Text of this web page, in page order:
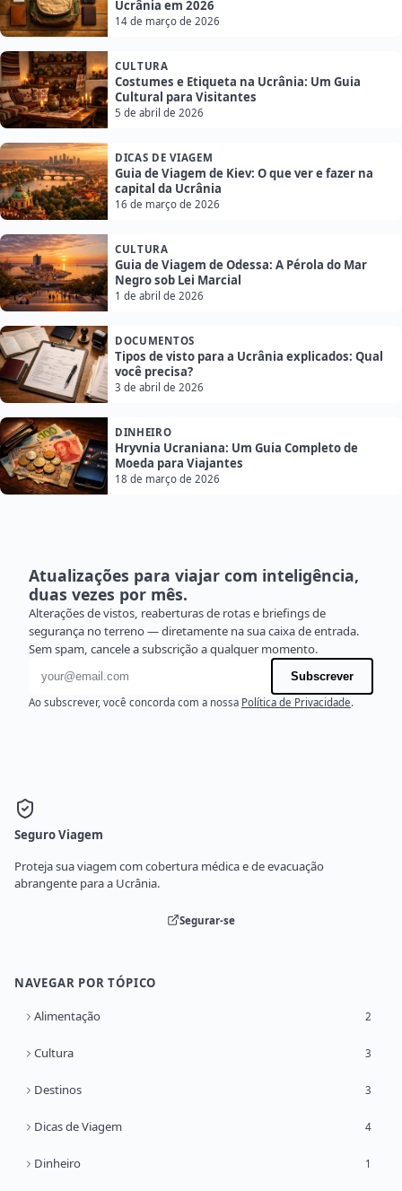
Ucrânia em 2026
14 de março de 2026
CULTURA
Costumes e Etiqueta na Ucrânia: Um Guia
Cultural para Visitantes
5 de abril de 2026
DICAS DE VIAGEM
Guia de Viagem de Kiev: O que ver e fazer na
capital da Ucrânia
16 de março de 2026
CULTURA
Guia de Viagem de Odessa: A Pérola do Mar
Negro sob Lei Marcial
1 de abril de 2026
DOCUMENTOS
Tipos de visto para a Ucrânia explicados: Qual
você precisa?
3 de abril de 2026
DINHEIRO
Hryvnia Ucraniana: Um Guia Completo de
Moeda para Viajantes
18 de março de 2026
Atualizações para viajar com inteligência,
duas vezes por mês.
Alterações de vistos, reaberturas de rotas e briefings de
segurança no terreno — diretamente na sua caixa de entrada.
Sem spam, cancele a subscrição a qualquer momento.
Endereço de e-mail
Subscrever
Ao subscrever, você concorda com a nossa Política de Privacidade.
Seguro Viagem
Proteja sua viagem com cobertura médica e de evacuação
abrangente para a Ucrânia.
Segurar-se
NAVEGAR POR TÓPICO
Alimentação 2
Cultura 3
Destinos 3
Dicas de Viagem 4
Dinheiro 1